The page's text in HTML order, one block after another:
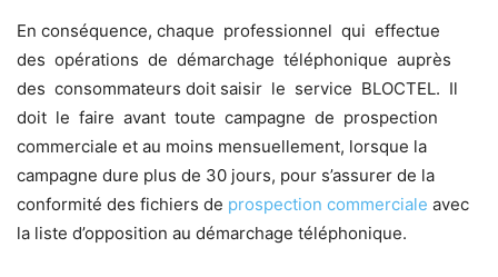
En conséquence, chaque professionnel qui effectue
des opérations de démarchage téléphonique auprès
des consommateurs doit saisir le service BLOCTEL. Il
doit le faire avant toute campagne de prospection
commerciale et au moins mensuellement, lorsque la
campagne dure plus de 30 jours, pour s’assurer de la
conformité des fichiers de prospection commerciale avec
la liste d’opposition au démarchage téléphonique.